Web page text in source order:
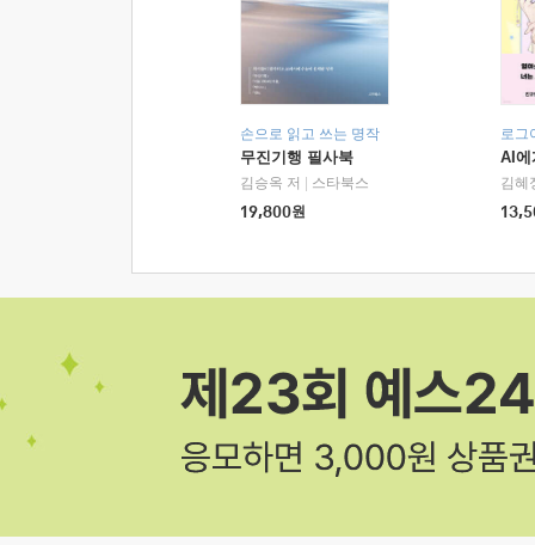
손으로 읽고 쓰는 명작
무진기행 필사북
김승옥 저
스타북스
19,800원
로그
AI에
김혜